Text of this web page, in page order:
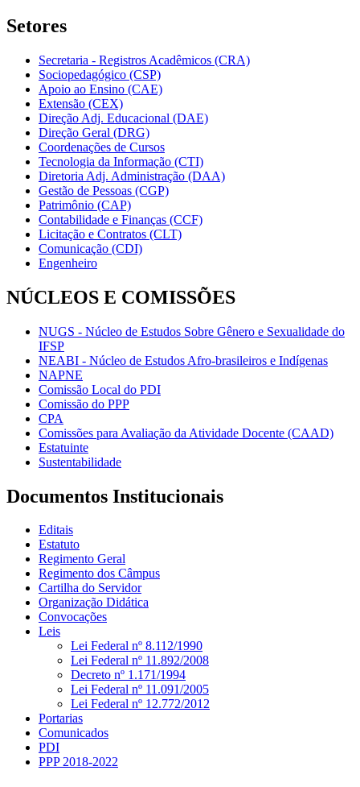
Setores
Secretaria - Registros Acadêmicos (CRA)
Sociopedagógico (CSP)
Apoio ao Ensino (CAE)
Extensão (CEX)
Direção Adj. Educacional (DAE)
Direção Geral (DRG)
Coordenações de Cursos
Tecnologia da Informação (CTI)
Diretoria Adj. Administração (DAA)
Gestão de Pessoas (CGP)
Patrimônio (CAP)
Contabilidade e Finanças (CCF)
Licitação e Contratos (CLT)
Comunicação (CDI)
Engenheiro
NÚCLEOS E COMISSÕES
NUGS - Núcleo de Estudos Sobre Gênero e Sexualidade do
IFSP
NEABI - Núcleo de Estudos Afro-brasileiros e Indígenas
NAPNE
Comissão Local do PDI
Comissão do PPP
CPA
Comissões para Avaliação da Atividade Docente (CAAD)
Estatuinte
Sustentabilidade
Documentos Institucionais
Editais
Estatuto
Regimento Geral
Regimento dos Câmpus
Cartilha do Servidor
Organização Didática
Convocações
Leis
Lei Federal nº 8.112/1990
Lei Federal nº 11.892/2008
Decreto nº 1.171/1994
Lei Federal nº 11.091/2005
Lei Federal nº 12.772/2012
Portarias
Comunicados
PDI
PPP 2018-2022